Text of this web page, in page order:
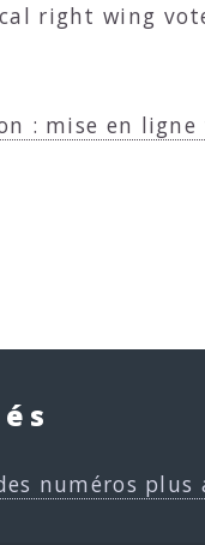
right wing
: mise en ligne
numéros plus